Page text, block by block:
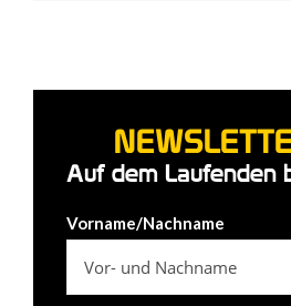
Auf dem Laufenden
Vorname/Nachname